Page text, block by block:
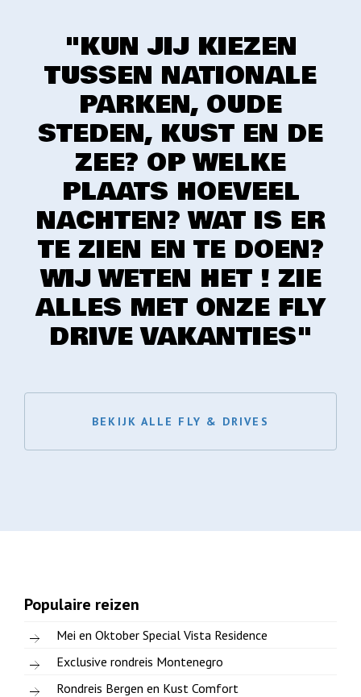
"KUN JIJ KIEZEN
TUSSEN NATIONALE
PARKEN, OUDE
STEDEN, KUST EN DE
ZEE? OP WELKE
PLAATS HOEVEEL
NACHTEN? WAT IS ER
TE ZIEN EN TE DOEN?
WIJ WETEN HET ! ZIE
ALLES MET ONZE FLY
DRIVE VAKANTIES"
BEKIJK ALLE FLY & DRIVES
Populaire reizen
Mei en Oktober Special Vista Residence
Exclusive rondreis Montenegro
Rondreis Bergen en Kust Comfort